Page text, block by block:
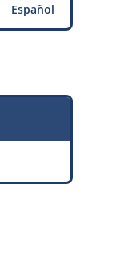
Español